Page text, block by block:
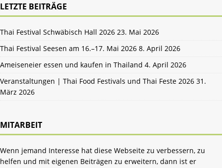
LETZTE BEITRÄGE
Thai Festival Schwäbisch Hall 2026 23. Mai 2026
Thai Festival Seesen am 16.–17. Mai 2026 8. April 2026
Ameiseneier essen und kaufen in Thailand 4. April 2026
Veranstaltungen | Thai Food Festivals und Thai Feste 2026 31.
März 2026
MITARBEIT
Wenn jemand Interesse hat diese Webseite zu verbessern, zu
helfen und mit eigenen Beiträgen zu erweitern, dann ist er